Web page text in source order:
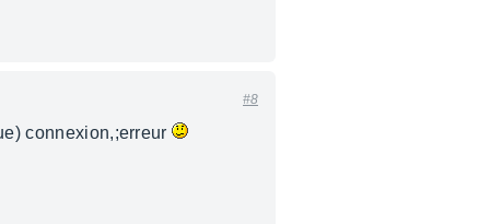
#8
connexion,;erreur